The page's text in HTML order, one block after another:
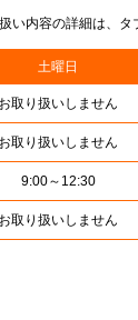
内容の詳細は、タ
土曜日
お取り扱いしません
お取り扱いしません
9:00～12:30
お取り扱いしません